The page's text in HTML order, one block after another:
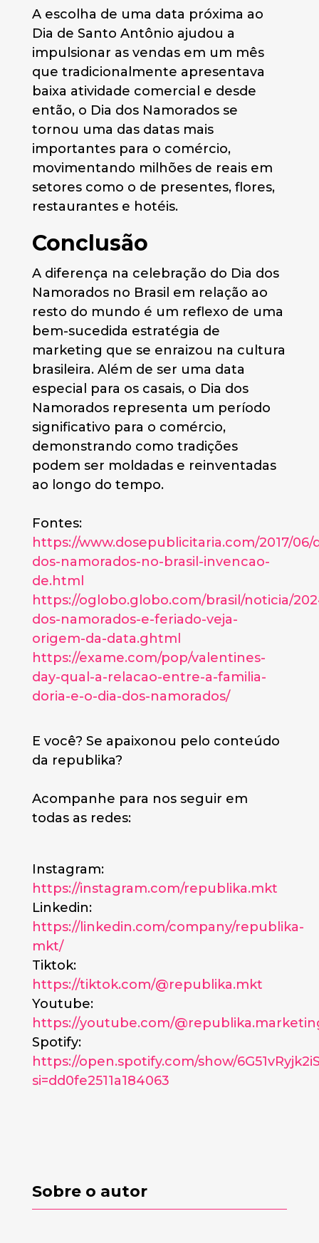
A escolha de uma data próxima ao
Dia de Santo Antônio ajudou a
impulsionar as vendas em um mês
que tradicionalmente apresentava
baixa atividade comercial e desde
então, o Dia dos Namorados se
tornou uma das datas mais
importantes para o comércio,
movimentando milhões de reais em
setores como o de presentes, flores,
restaurantes e hotéis.
Conclusão
A diferença na celebração do Dia dos
Namorados no Brasil em relação ao
resto do mundo é um reflexo de uma
bem-sucedida estratégia de
marketing que se enraizou na cultura
brasileira. Além de ser uma data
especial para os casais, o Dia dos
Namorados representa um período
significativo para o comércio,
demonstrando como tradições
podem ser moldadas e reinventadas
ao longo do tempo.
Fontes:
https://www.dosepublicitaria.com/2017/06/
dos-namorados-no-brasil-invencao-
de.html
https://oglobo.globo.com/brasil/noticia/
dos-namorados-e-feriado-veja-
origem-da-data.ghtml
https://exame.com/pop/valentines-
day-qual-a-relacao-entre-a-familia-
doria-e-o-dia-dos-namorados/
E você? Se apaixonou pelo conteúdo
da republika?
Acompanhe para nos seguir em
todas as redes:
Instagram:
https://instagram.com/republika.mkt
Linkedin:
https://linkedin.com/company/republika-
mkt/
Tiktok:
https://tiktok.com/@republika.mkt
Youtube:
https://youtube.com/
Spotify:
https://open.spotify.com/show/
si=dd0fe2511a184063
Sobre o autor